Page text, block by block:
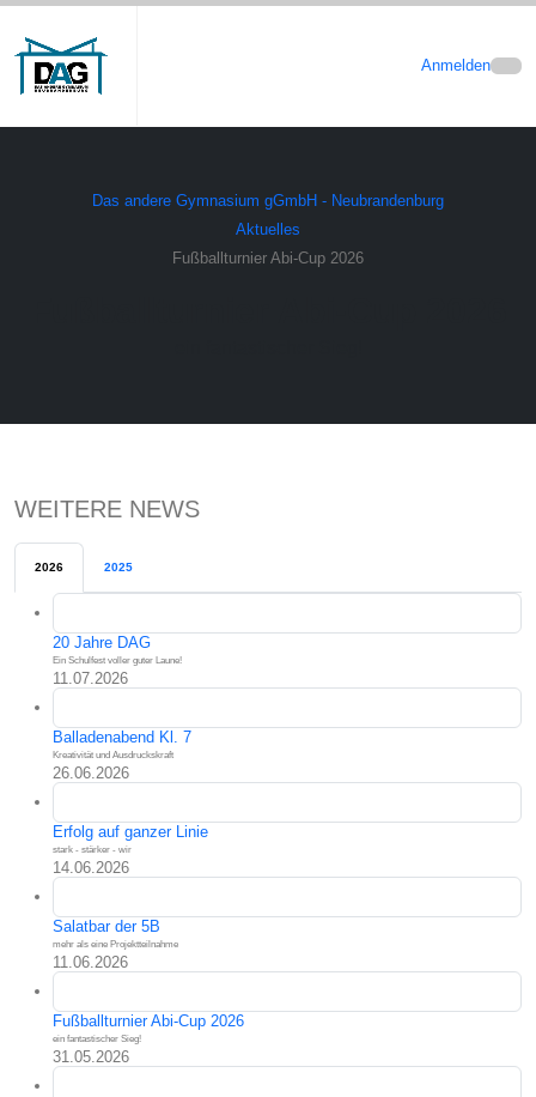
Anmelden
Das andere Gymnasium gGmbH - Neubrandenburg
Aktuelles
Fußballturnier Abi-Cup 2026
WEITERE NEWS
2026 2025
20 Jahre DAG
Ein Schulfest voller guter Laune!
11.07.2026
Balladenabend Kl. 7
Kreativität und Ausdruckskraft
26.06.2026
Erfolg auf ganzer Linie
stark - stärker - wir
14.06.2026
Salatbar der 5B
mehr als eine Projektteilnahme
11.06.2026
Fußballturnier Abi-Cup 2026
ein fantastischer Sieg!
31.05.2026